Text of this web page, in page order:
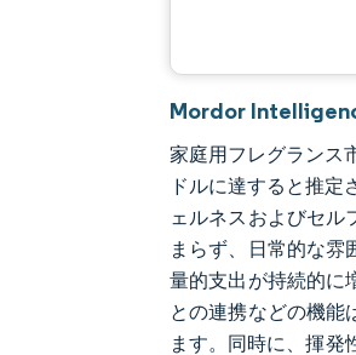
Mordor
家庭用フレグランス
ドルに達すると推定
ェルネスおよびセル
まらず、日常的な雰
量的支出が持続的に
との連携などの機能
ます。同時に、揮発